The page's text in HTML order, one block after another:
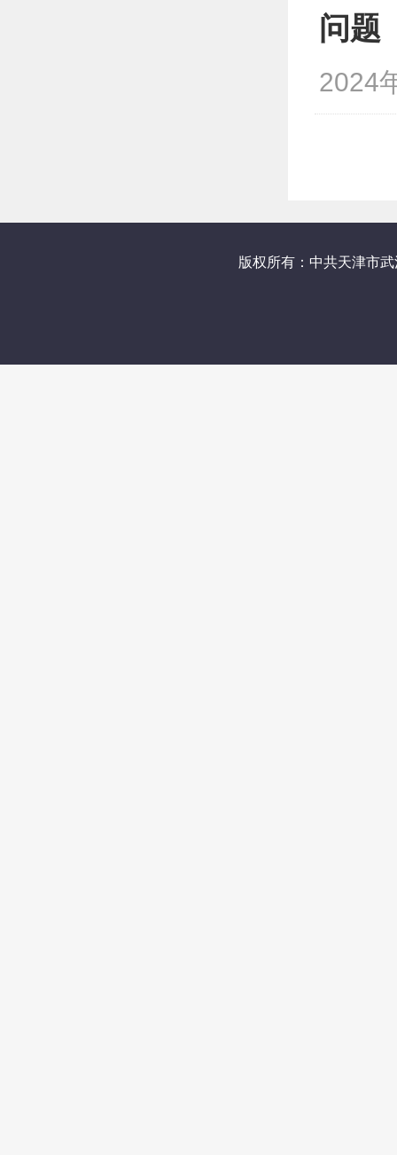
问题
2024
版权所有：中共天津市